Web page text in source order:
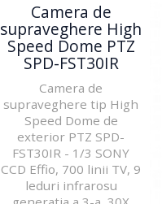
Camera de
supraveghere High
Speed Dome PTZ
SPD-FST30IR
Camera de
supraveghere tip High
Speed Dome de
exterior PTZ SPD-
FST30IR - 1/3 SONY
CCD Effio, 700 linii TV, 9
leduri infrarosu